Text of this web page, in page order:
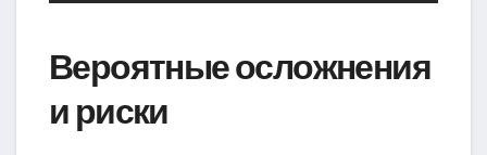
Вероятные осложнения
и риски